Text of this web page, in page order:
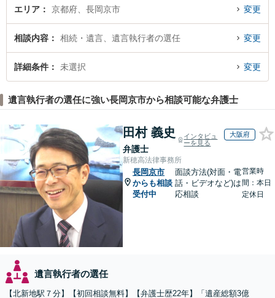
報や弁護士費用、強みなどが注目されています。『長岡京市で土日や夜間に発
談無料で遺言執行者の選任を法律相談できる長岡京市内の弁護士に相談予約し
たい』などでお困りの相談者さんにおすすめです。
エリア 京都府、長岡京市 変更
相談内容 相続・遺言、遺言執行者の選任 変更
詳細条件 未選択 変更
遺言執行者の選任に強い長岡京市から相談可能な弁護士
田村 義史
弁護士
インタビュ
ーを見る
大阪府
新穂高法律事務所
長岡京市
からも相談
受付中
面談方法(対面・電
話・ビデオなど)は
応相談
営業時
間：本日
定休日
遺言執行者の選任
【北新地駅７分】【初回相談無料】【弁護士歴22年】「遺産総額3億